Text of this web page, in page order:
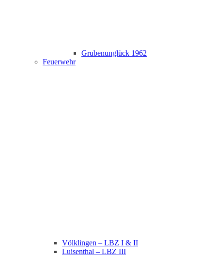
Grubenunglück 1962
Feuerwehr
Völklingen – LBZ I & II
Luisenthal – LBZ III